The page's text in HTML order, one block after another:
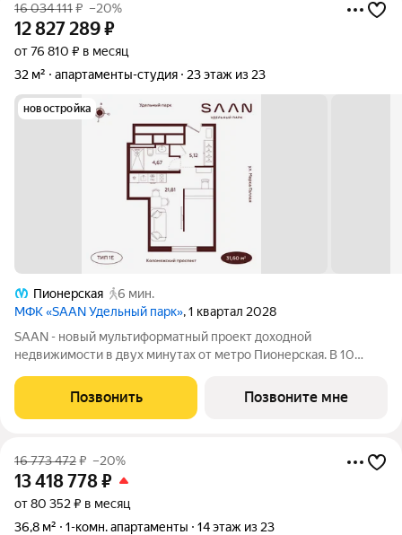
16 034 111₽ –20%
12 827 289₽
от 76 810 ₽ в месяц
32 м²
апартаменты-студия 23 этаж из 23
новостройка
Пионерская
6 мин.
МФК «SAAN Удельный парк», 1 квартал 2028
SAAN - новый мультиформатный проект доходной
недвижимости в двух минутах от метро Пионерская. В 10
представлены различные варианты: от компактных студий до
просторных резиденций с панорамными
Позвонить Позвоните мне
16 773 472₽ –20%
13 418 778₽
от 80 352 ₽ в месяц
36,8 м²
1-комн. апартаменты 14 этаж из 23